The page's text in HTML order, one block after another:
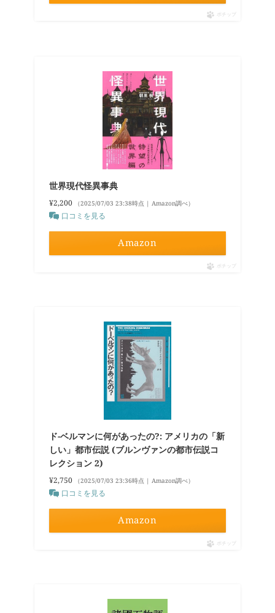
ポチップ
世界現代怪異事典
¥2,200 （2025/07/03 23:38時点 | Amazon調べ）
口コミを見る
Amazon
ポチップ
ド-ベルマンに何があったの?: アメリカの「新
しい」都市伝説 (ブルンヴァンの都市伝説コ
レクション 2)
¥2,750 （2025/07/03 23:36時点 | Amazon調べ）
口コミを見る
Amazon
ポチップ